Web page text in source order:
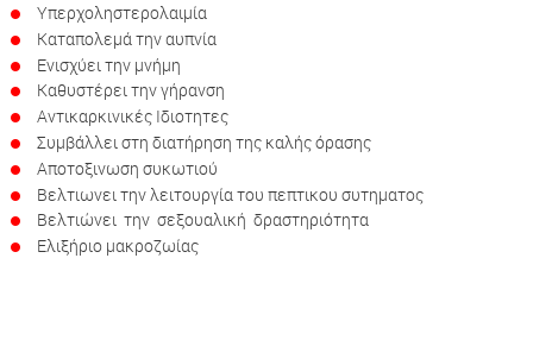
Υπερχοληστερολαιμία
Καταπολεμά την αυπνία
Ενισχύει την μνήμη
Καθυστέρει την γήρανση
Αντικαρκινικές Ιδιοτητες
Συμβάλλει στη διατήρηση της καλής όρασης
Αποτοξινωση συκωτιού
Βελτιωνει την λειτουργία του πεπτικου συτηματος
Βελτιώνει την σεξουαλική δραστηριότητα
Ελιξήριο μακροζωίας